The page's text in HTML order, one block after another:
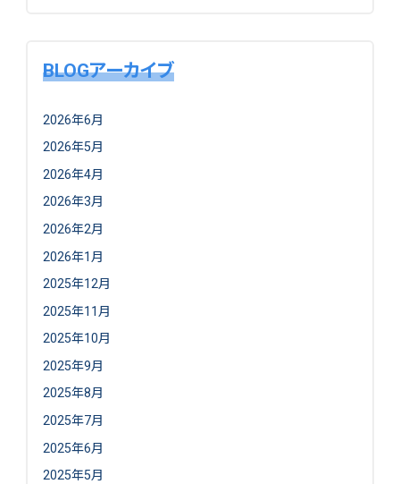
BLOGアーカイブ
2026年6月
2026年5月
2026年4月
2026年3月
2026年2月
2026年1月
2025年12月
2025年11月
2025年10月
2025年9月
2025年8月
2025年7月
2025年6月
2025年5月